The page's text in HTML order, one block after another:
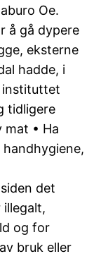
Oe.
å gå dypere
eksterne
hadde, i
instituttet
tidligere
mat • Ha
det
illegalt,
og for
bruk eller